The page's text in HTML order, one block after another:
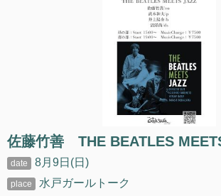
佐藤竹善 THE BEATLES
8月9日(日)
水戸ガールトーク